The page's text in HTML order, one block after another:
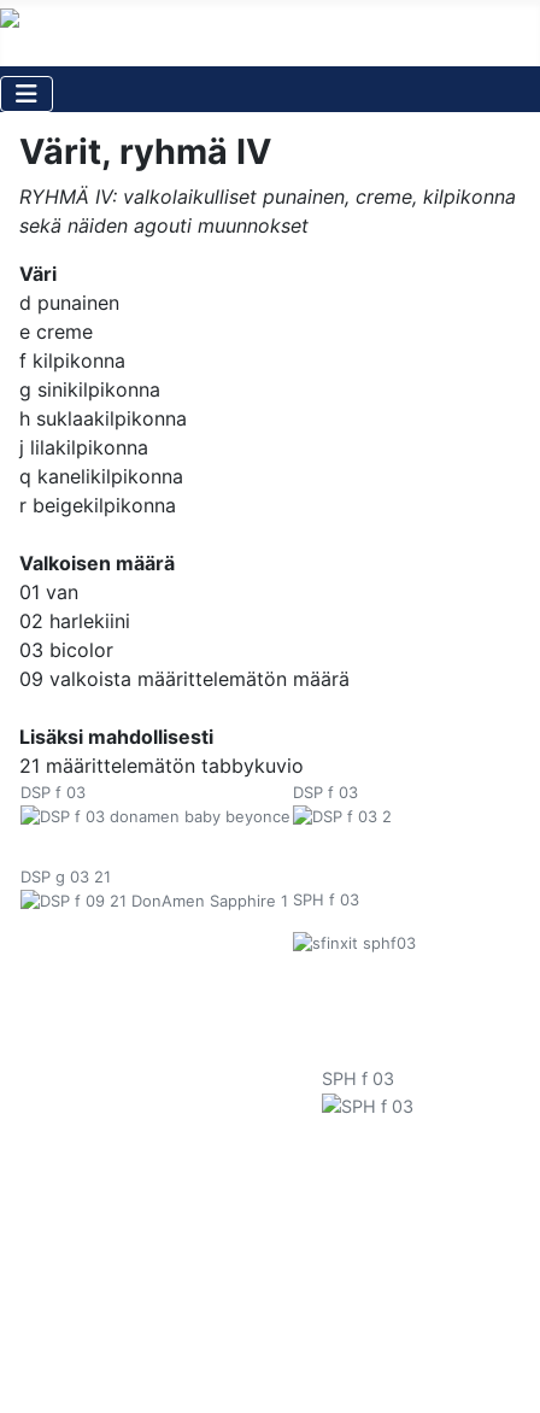
Värit, ryhmä IV
RYHMÄ IV: valkolaikulliset punainen, creme, kilpikonna
sekä näiden agouti muunnokset
Väri
d punainen
e creme
f kilpikonna
g sinikilpikonna
h suklaakilpikonna
j lilakilpikonna
q kanelikilpikonna
r beigekilpikonna
Valkoisen määrä
01 van
02 harlekiini
03 bicolor
09 valkoista määrittelemätön määrä
Lisäksi mahdollisesti
21 määrittelemätön tabbykuvio
DSP f 03 DSP f 03
DSP g 03 21
SPH f 03
SPH f 03